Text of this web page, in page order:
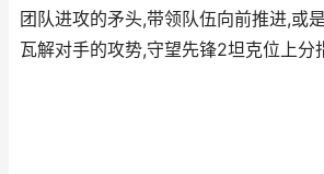
团队进攻的矛头,带领队伍向前推进,或
瓦解对手的攻势,守望先锋2坦克位上分